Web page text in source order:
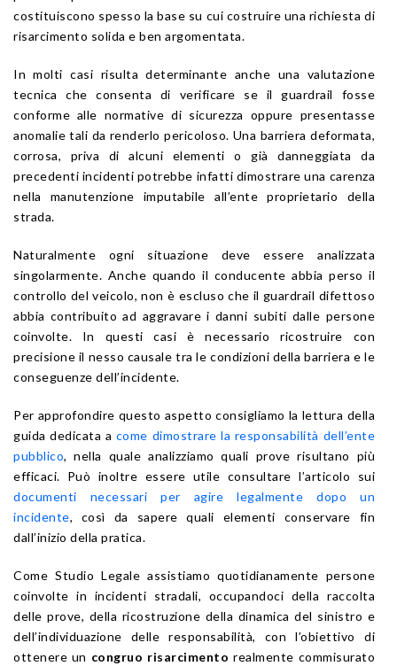
costituiscono spesso la base su cui costruire una richiesta di
risarcimento solida e ben argomentata.
In molti casi risulta determinante anche una valutazione
tecnica che consenta di verificare se il guardrail fosse
conforme alle normative di sicurezza oppure presentasse
anomalie tali da renderlo pericoloso. Una barriera deformata,
corrosa, priva di alcuni elementi o già danneggiata da
precedenti incidenti potrebbe infatti dimostrare una carenza
nella manutenzione imputabile all’ente proprietario della
strada.
Naturalmente ogni situazione deve essere analizzata
singolarmente. Anche quando il conducente abbia perso il
controllo del veicolo, non è escluso che il guardrail difettoso
abbia contribuito ad aggravare i danni subiti dalle persone
coinvolte. In questi casi è necessario ricostruire con
precisione il nesso causale tra le condizioni della barriera e le
conseguenze dell’incidente.
Per approfondire questo aspetto consigliamo la lettura della
guida dedicata a come dimostrare la responsabilità dell’ente
pubblico, nella quale analizziamo quali prove risultano più
efficaci. Può inoltre essere utile consultare l’articolo sui
documenti necessari per agire legalmente dopo un
incidente, così da sapere quali elementi conservare fin
dall’inizio della pratica.
Come Studio Legale assistiamo quotidianamente persone
coinvolte in incidenti stradali, occupandoci della raccolta
delle prove, della ricostruzione della dinamica del sinistro e
dell’individuazione delle responsabilità, con l’obiettivo di
ottenere un congruo risarcimento realmente commisurato